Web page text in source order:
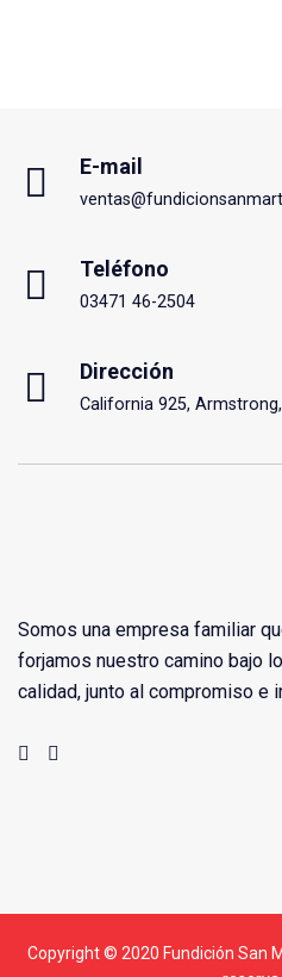
E-mail
Teléfono
03471 46-2504
Dirección
California 925,
Somos una empresa familiar
forjamos nuestro camino bajo
calidad, junto al compromiso e
Copyright © 2020 Fundición San